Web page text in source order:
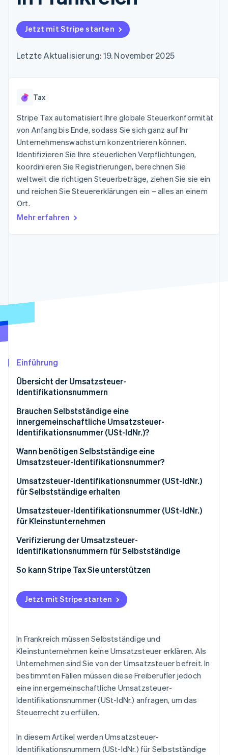
125
Terminal
Zahlungen vor Ort
Boost
Autorisierungsraten
Beschleunigter
Financial
Connections
Verbundene
Finanzdaten
Data Pipeline
Mehr
Product roadmap
Ausblick
Radar
Geldmanagement
SaaS
Bewirtung, Reisen und
Freizeit
Versicherungen
Medien und
Unterhaltung
Gemeinnützige
Organisationen
Fachdienstleistungen
Öffentlicher Sektor
Ecosystem
Marktplatz auf
Abonnementverwaltung
nutzungsbasierte
Abrechnung um
Karten ausgeben: So
Diensten mit Agenten
Ressourcen
App-Integrationen
Code-Beispiele
Entwickler-Blog
Stripe Sessions
Karriere
Stripe Press
kontaktieren
Partner werden
Jetzt mit Stripe starten
Letzte Aktualisierung: 19. November 2025
Tax
Stripe Tax automatisiert Ihre globale Steuerkonformität
von Anfang bis Ende, sodass Sie sich ganz auf Ihr
Unternehmenswachstum konzentrieren können.
Identifizieren Sie Ihre steuerlichen Verpflichtungen,
koordinieren Sie Registrierungen, berechnen Sie
weltweit die richtigen Steuerbeträge, ziehen Sie sie ein
und reichen Sie Steuererklärungen ein – alles an einem
Ort.
Mehr erfahren
Einführung
Übersicht der Umsatzsteuer-
Identifikationsnummern
Brauchen Selbstständige eine
innergemeinschaftliche Umsatzsteuer-
Identifikationsnummer (USt-IdNr.)?
Wann benötigen Selbstständige eine
Umsatzsteuer-Identifikationsnummer?
Umsatzsteuerbefreiung
Innergemeinschaftliche Transaktionen
Umsatzsteuer-Identifikationsnummer (USt-IdNr.)
für Selbstständige erhalten
Umsatzsteuer-Identifikationsnummer (USt-IdNr.)
für Kleinstunternehmen
Verifizierung der Umsatzsteuer-
Identifikationsnummern für Selbstständige
So kann Stripe Tax Sie unterstützen
Jetzt mit Stripe starten
In Frankreich müssen Selbstständige und
Kleinstunternehmen keine Umsatzsteuer erklären. Als
Unternehmen sind Sie von der Umsatzsteuer befreit. In
bestimmten Fällen müssen diese Freiberufler jedoch
eine innergemeinschaftliche Umsatzsteuer-
Identifikationsnummer (USt-IdNr.) anfragen, um das
Steuerrecht zu erfüllen.
In diesem Artikel werden Umsatzsteuer-
Identifikationsnummern (USt-IdNr.) für Selbstständige